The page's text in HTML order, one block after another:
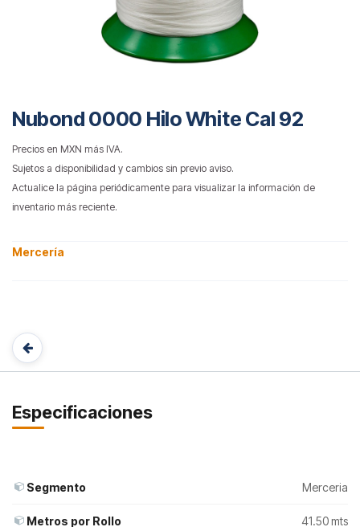
Nubond 0000 Hilo White Cal 92
Precios en MXN más IVA.
Sujetos a disponibilidad y cambios sin previo aviso.
Actualice la página periódicamente para visualizar la información de
inventario más reciente.
Mercería
Especificaciones
Segmento Merceria
Metros por Rollo 41.50 mts